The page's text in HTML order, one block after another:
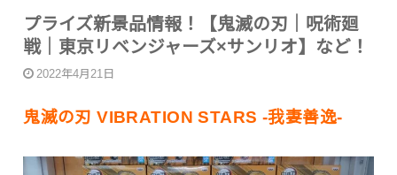
プライズ新景品情報！【鬼滅の刃｜呪術廻
戦｜東京リベンジャーズ×サンリオ】など！
2022年4月21日
鬼滅の刃 VIBRATION STARS -我妻善逸-